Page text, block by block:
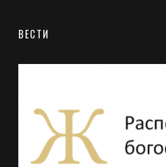
ВЕСТИ